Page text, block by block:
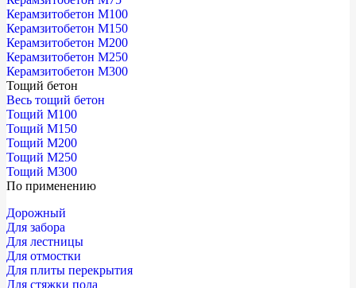
Керамзитобетон М100
Керамзитобетон М150
Керамзитобетон М200
Керамзитобетон М250
Керамзитобетон М300
Тощий бетон
Весь тощий бетон
Тощий М100
Тощий М150
Тощий М200
Тощий М250
Тощий М300
По применению
Дорожный
Для забора
Для лестницы
Для отмостки
Для плиты перекрытия
Для стяжки пола